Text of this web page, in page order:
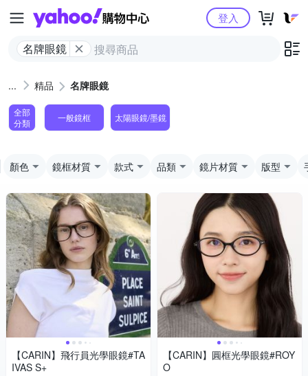
Yahoo購物中心
名牌眼鏡
登入
精品 名牌眼鏡
全部
分類
一般鏡框 太陽眼鏡/墨鏡
顏色 鏡框材質 款式 品類 鏡片材質 版型
【CARIN】飛行員光學眼鏡#TA
IVAS S+
【CARIN】圓框光學眼鏡#ROY
O